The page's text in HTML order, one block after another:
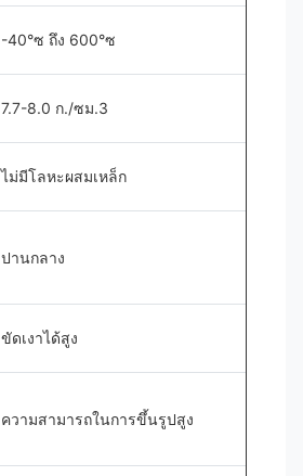
-40°ซ ถึง 600°ซ
7.7-8.0 ก./ซม.3
ไม่มีโลหะผสมเหล็ก
ปานกลาง
ขัดเงาได้สูง
ความสามารถในการขึ้นรูปสูง